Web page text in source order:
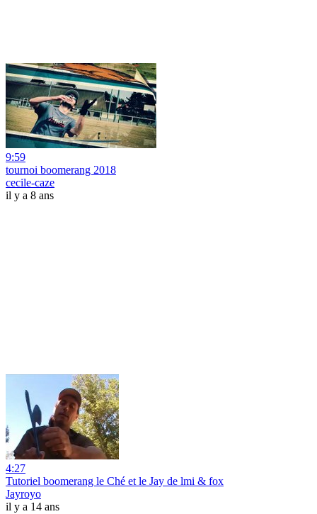
9:59
tournoi boomerang 2018
cecile-caze
il y a 8 ans
4:27
Tutoriel boomerang le Ché et le Jay de lmi & fox
Jayroyo
il y a 14 ans